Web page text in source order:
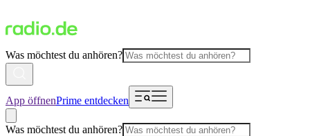
Was möchtest du anhören?
App öffnenPrime entdecken
Was möchtest du anhören?